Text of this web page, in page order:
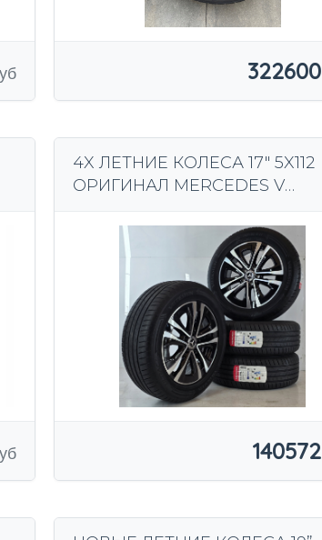
322600
4X ЛЕТНИЕ КОЛЕСА 17" 5X112
ОРИГИНАЛ MERCEDES V
НОВЫЕ
140572